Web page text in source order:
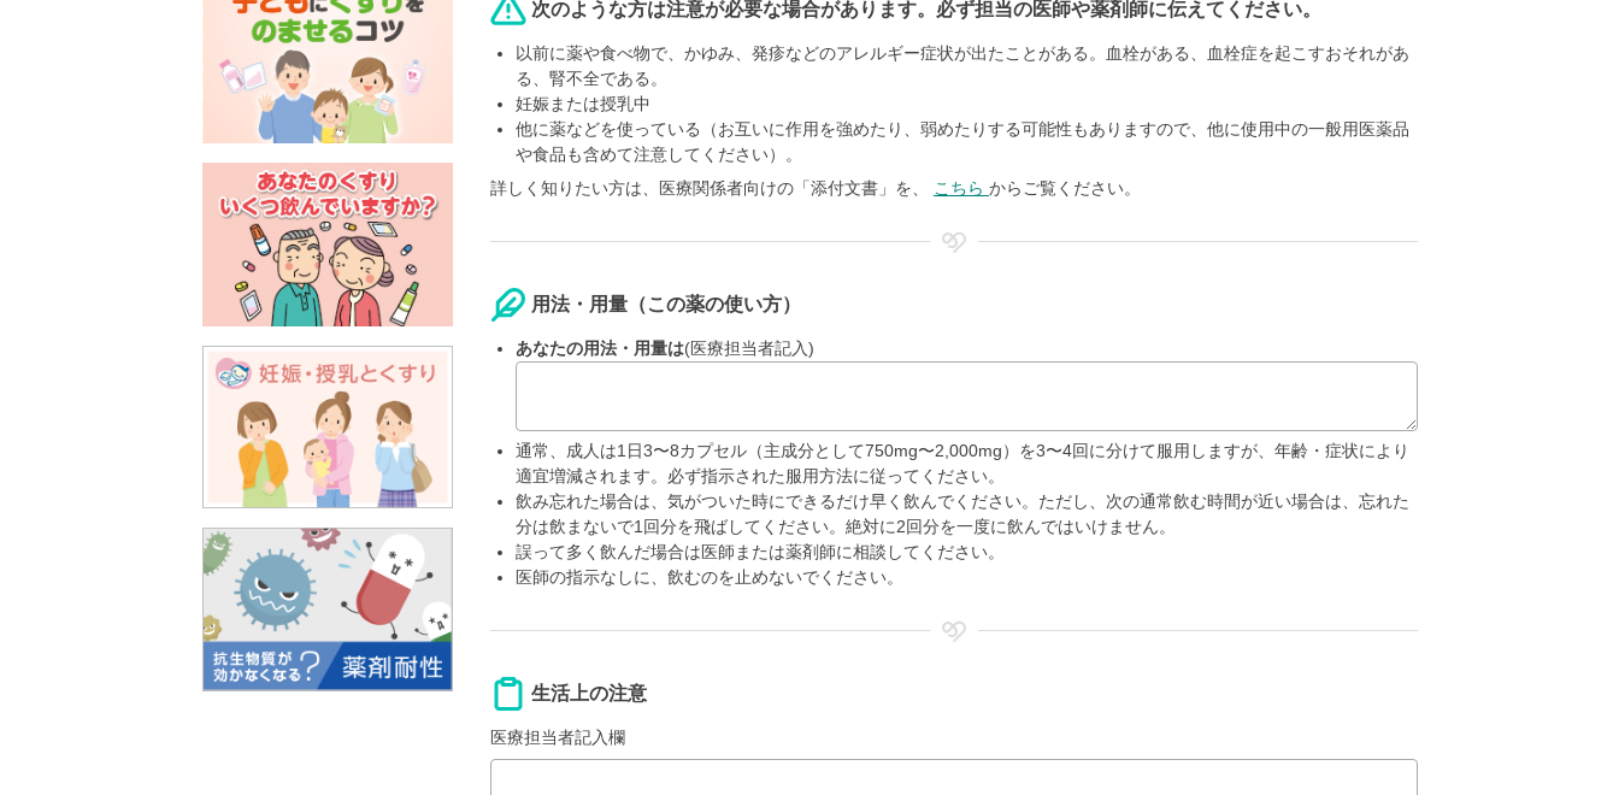
次のような方は注意が必要な場合があります。必ず担当の医師や薬剤師に伝えてください。
以前に薬や食べ物で、かゆみ、発疹などのアレルギー症状が出たことがある。血栓がある、血栓症を起こすおそれがあ
る、腎不全である。
妊娠または授乳中
他に薬などを使っている（お互いに作用を強めたり、弱めたりする可能性もありますので、他に使用中の一般用医薬品
や食品も含めて注意してください）。
詳しく知りたい方は、医療関係者向けの「添付文書」を、
こちら からご覧ください。
用法・用量（この薬の使い方）
あなたの用法・用量は(医療担当者記入)
通常、成人は1日3〜8カプセル（主成分として750mg〜2,000mg）を3〜4回に分けて服用しますが、年齢・症状により
適宜増減されます。必ず指示された服用方法に従ってください。
飲み忘れた場合は、気がついた時にできるだけ早く飲んでください。ただし、次の通常飲む時間が近い場合は、忘れた
分は飲まないで1回分を飛ばしてください。絶対に2回分を一度に飲んではいけません。
誤って多く飲んだ場合は医師または薬剤師に相談してください。
医師の指示なしに、飲むのを止めないでください。
生活上の注意
医療担当者記入欄